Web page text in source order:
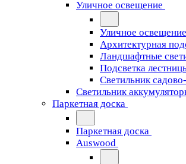
Уличное освещение
Уличное освещение
Архитектурная
Ландшафтные
Подсветка
Светильник
Светильник
Паркетная доска
Паркетная доска
Auswood